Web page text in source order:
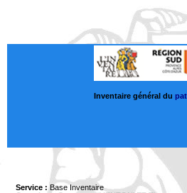
Inventaire général du
Service : Base Inventaire